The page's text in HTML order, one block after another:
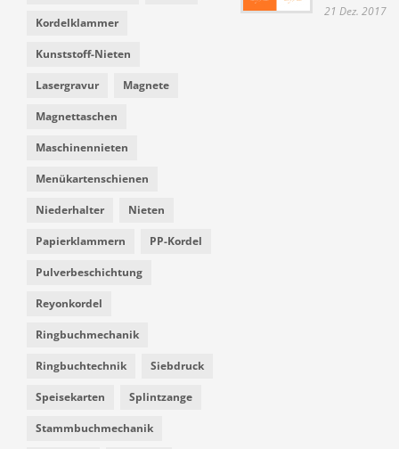
Kordelklammer
Kunststoff-Nieten
Lasergravur Magnete
Magnettaschen
Maschinennieten
Menükartenschienen
Niederhalter Nieten
Papierklammern PP-Kordel
Pulverbeschichtung
Reyonkordel
Ringbuchmechanik
Ringbuchtechnik Siebdruck
Speisekarten Splintzange
Stammbuchmechanik
21 Dez. 2017